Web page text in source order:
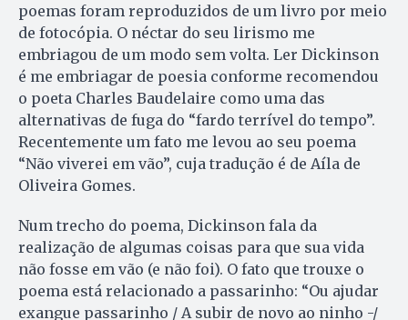
poemas foram reproduzidos de um livro por meio
de fotocópia. O néctar do seu lirismo me
embriagou de um modo sem volta. Ler Dickinson
é me embriagar de poesia conforme recomendou
o poeta Charles Baudelaire como uma das
alternativas de fuga do “fardo terrível do tempo”.
Recentemente um fato me levou ao seu poema
“Não viverei em vão”, cuja tradução é de Aíla de
Oliveira Gomes.
Num trecho do poema, Dickinson fala da
realização de algumas coisas para que sua vida
não fosse em vão (e não foi). O fato que trouxe o
poema está relacionado a passarinho: “Ou ajudar
exangue passarinho / A subir de novo ao ninho -/